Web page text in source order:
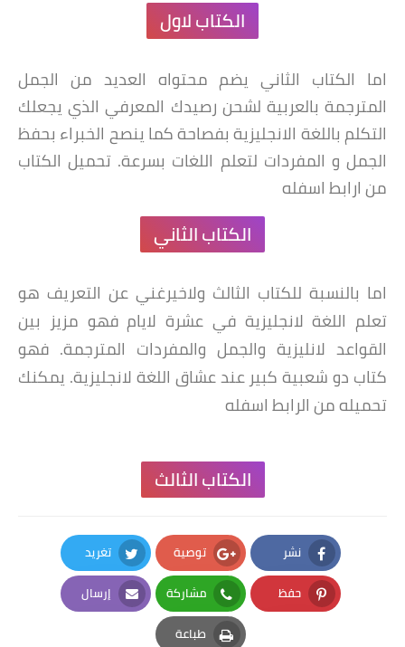
الكتاب لاول
اما الكتاب الثاني يضم محتواه العديد من الجمل
المترجمة بالعربية لشحن رصيدك المعرفي الذي يجعلك
التكلم باللغة الانجليزية بفصاحة كما ينصح الخبراء بحفظ
الجمل و المفردات لتعلم اللغات بسرعة. تحميل الكتاب
من ارابط اسفله
الكتاب الثاني
اما بالنسبة للكتاب الثالث ولاخيرغني عن التعريف هو
تعلم اللغة لانجليزية في عشرة لايام فهو مزيز بين
القواعد لانليزية والجمل والمفردات المترجمة. فهو
كتاب دو شعبية كبير عند عشاق اللغة لانجليزية. يمكنك
تحميله من الرابط اسفله
الكتاب الثالث
نشر
Facebook
توصية
Google Plus
تغريد
Twitter
حفظ
Pinterest
مشاركة
Whatsapp
إرسال
Email
طباعة